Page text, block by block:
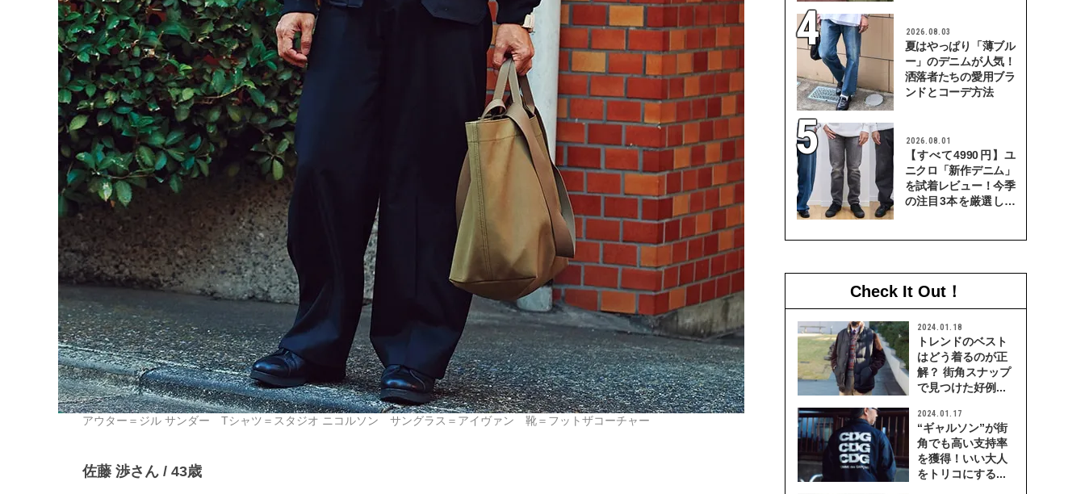
アウター＝ジル サンダー Tシャツ＝スタジオ ニコルソン サングラス＝アイヴァン 靴＝フットザコーチャー
佐藤 渉さん / 43歳
2026.08.03
夏はやっぱり「薄ブル
ー」のデニムが人気！
洒落者たちの愛用ブラ
ンドとコーデ方法
2026.08.01
【すべて4990円】ユ
ニクロ「新作デニム」
を試着レビュー！今季
の注目3本を厳選して
Check It Out！
2024.01.18
トレンドのベスト
はどう着るのが正
解？ 街角スナップ
で見つけた好例...
2024.01.17
“ギャルソン”が街
角でも高い支持率
を獲得！いい大人
をトリコにする...